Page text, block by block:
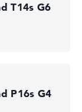
T14s G6
P16s G4